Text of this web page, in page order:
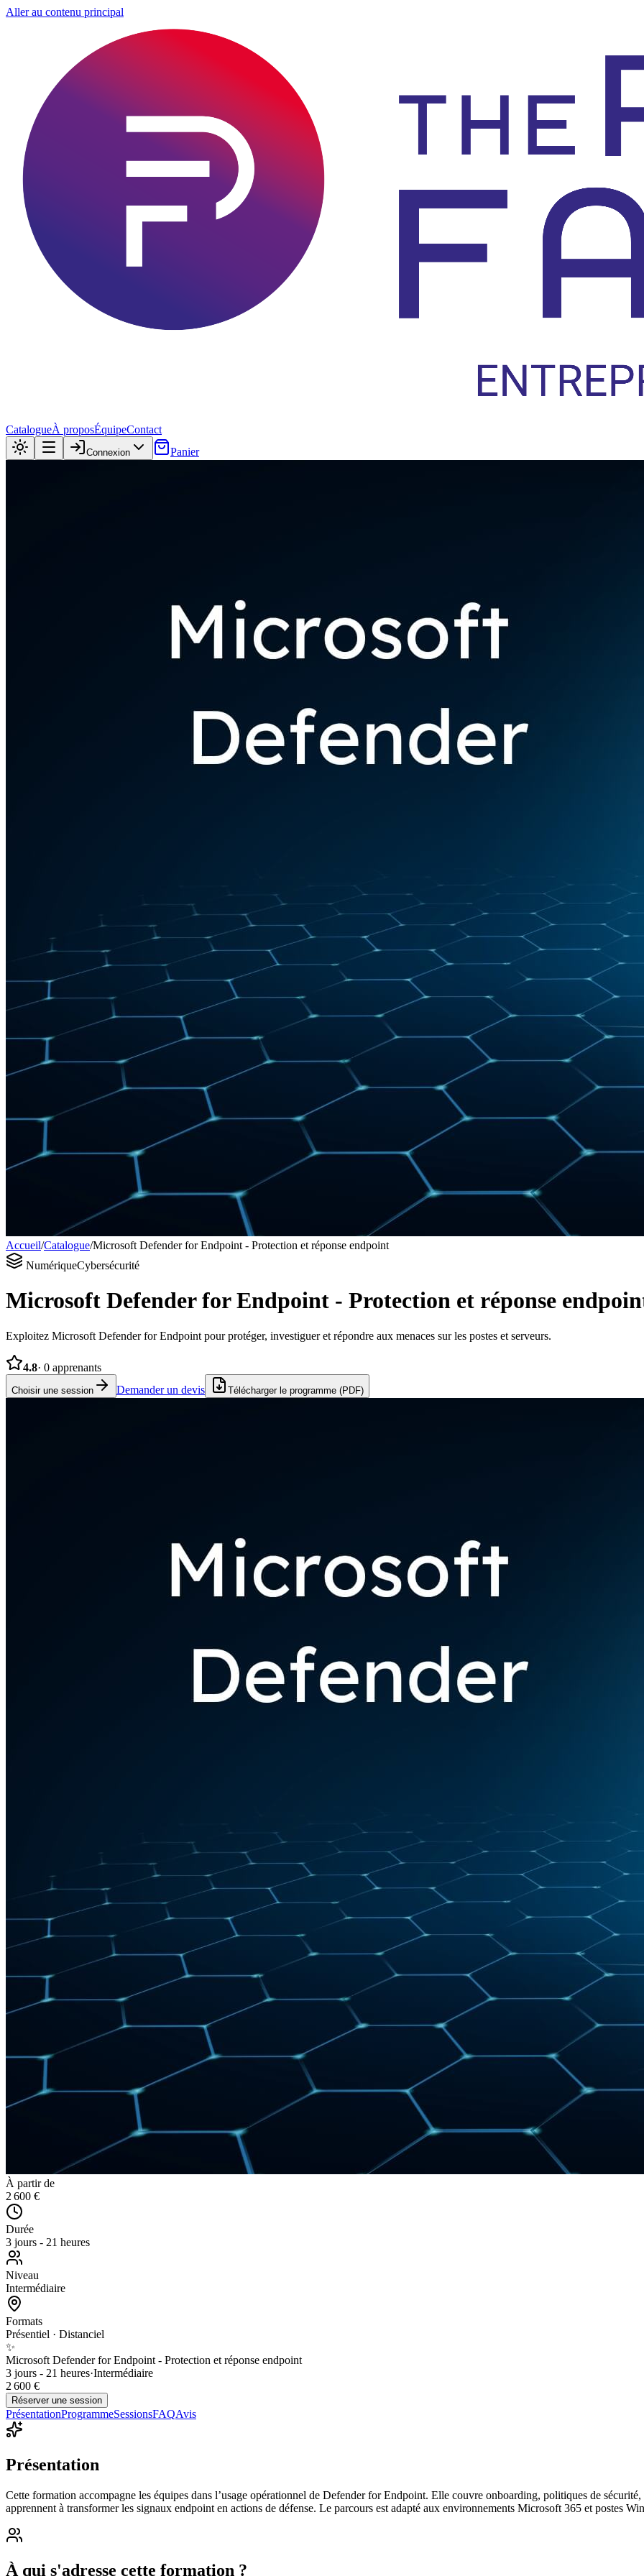
Aller au contenu principal
CatalogueÀ proposÉquipeContact
Connexion Panier
Accueil/Catalogue/Microsoft Defender for Endpoint - Protection et réponse endpoint
NumériqueCybersécurité
Microsoft Defender for Endpoint - Protection et réponse
Exploitez Microsoft Defender for Endpoint pour protéger, investiguer et répondre aux menaces sur les postes et serveurs.
4.8· 0 apprenants
Choisir une session Demander un devis Télécharger le programme (PDF)
À partir de
2 600 €
Durée
3 jours - 21 heures
Niveau
Intermédiaire
Formats
Présentiel · Distanciel
✨
Microsoft Defender for Endpoint - Protection et réponse endpoint
3 jours - 21 heures·Intermédiaire
2 600 €
Réserver une session
PrésentationProgrammeSessionsFAQAvis
Présentation
Cette formation accompagne les équipes dans l’usage opérationnel de Defender for Endpoint. Elle couvre onboarding, politiques de
apprennent à transformer les signaux endpoint en actions de défense. Le parcours est adapté aux environnements Microsoft 365 et postes
À qui s'adresse cette formation ?